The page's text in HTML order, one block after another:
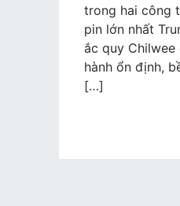
Đại
lý
ắc
quy
số
trong hai công
pin lớn nhất
ắc quy Chilwee
hành ổn định,
[…]